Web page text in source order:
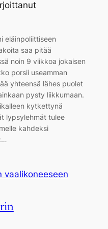
eläinpoliittiseen
saa pitää
noin 9 viikkoa jokaisen
porsii useamman
yhteensä lähes puolet
pysty liikkumaan.
kytkettynä
lypsylehmät tulee
kahdeksi